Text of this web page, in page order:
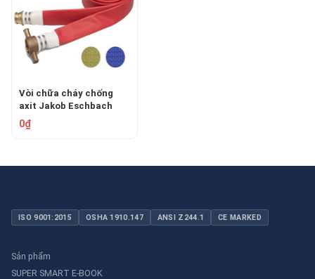
Vòi chữa cháy chống
axit Jakob Eschbach​​​​​​​
POLYDUR RHINO
0₫
ISO 9001:2015 OSHA 1910.147 ANSI Z244.1 CE MARKED
Sản phẩm
SUPER SMART E-BOOK